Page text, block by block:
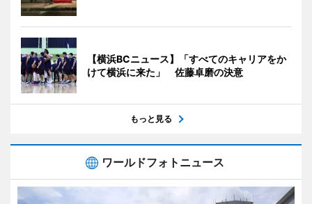
【横浜BCニュース】「すべてのキャリアをか
けて横浜に来た」 佐藤卓磨の決意
もっと見る
ワールドフォトニュース